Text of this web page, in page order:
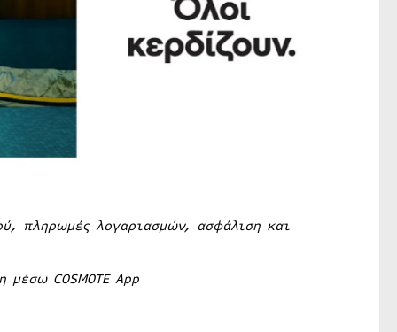
πληρωμές λογαριασμών, ασφάλιση και
μέσω COSMOTE App